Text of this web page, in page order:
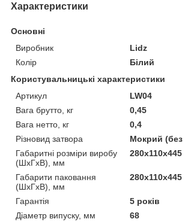
Характеристики
Основні
Виробник
Lidz
Колір
Білий
Користувальницькі характеристики
Артикул
LW04
Вага брутто, кг
0,45
Вага нетто, кг
0,4
Різновид затвора
Мокрий
Габаритні розміри виробу
(ШхГхВ), мм
280х110х445
Габарити паковання
(ШхГхВ), мм
280х110х445
Гарантія
5 років
Діаметр випуску, мм
68